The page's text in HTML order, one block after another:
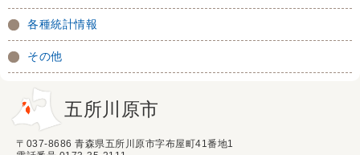
各種統計情報
その他
五所川原市
〒037-8686 青森県五所川原市字布屋町41番地1